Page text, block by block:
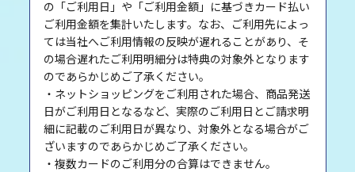
の「ご利用日」や「ご利用金額」に基づきカード払い
ご利用金額を集計いたします。なお、ご利用先によっ
ては当社へご利用情報の反映が遅れることがあり、そ
の場合遅れたご利用明細分は特典の対象外となります
のであらかじめご了承ください。
・ネットショッピングをご利用された場合、商品発送
日がご利用日となるなど、実際のご利用日とご請求明
細に記載のご利用日が異なり、対象外となる場合がご
ざいますのであらかじめご了承ください。
・複数カードのご利用分の合算はできません。